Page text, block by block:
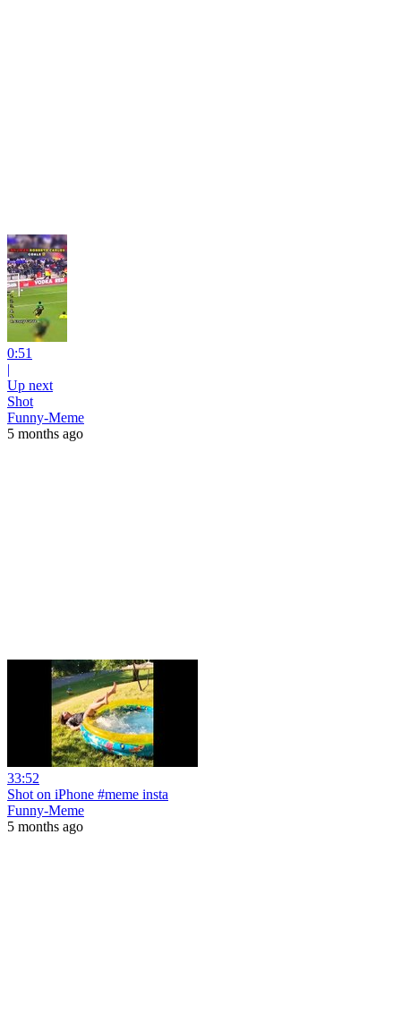
0:51
|
Up next
Shot
Funny-Meme
5 months ago
33:52
Shot on iPhone #meme insta
Funny-Meme
5 months ago